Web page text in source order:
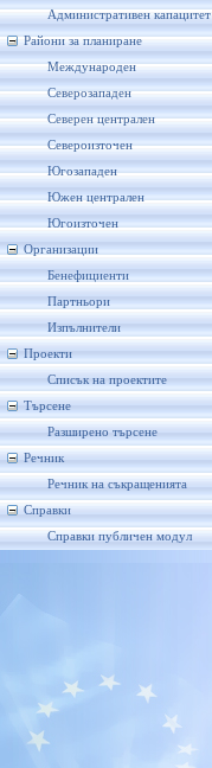
Административен капацитет
Райони за планиране
Международен
Северозападен
Северен централен
Североизточен
Югозападен
Южен централен
Югоизточен
Организации
Бенефициенти
Партньори
Изпълнители
Проекти
Списък на проектите
Търсене
Разширено търсене
Речник
Речник на съкращенията
Справки
Справки публичен модул